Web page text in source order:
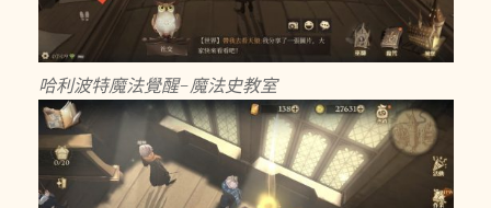
哈利波特魔法覺醒-魔法史教室